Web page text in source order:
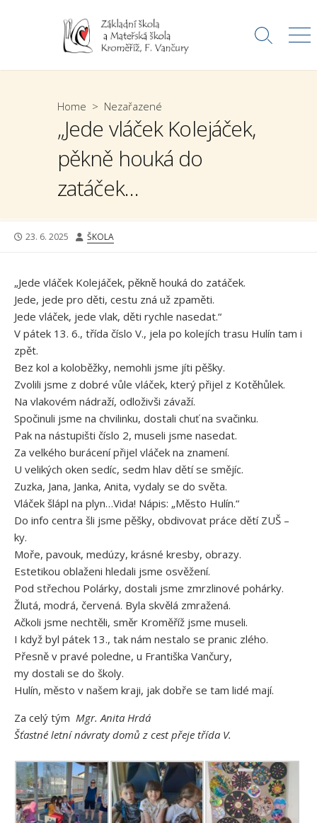
Search
Home > Nezařazené
„Jede vláček Kolejáček,
pěkně houká do
zatáček…
PUBLISHED
23. 6. 2025 AUTHOR
ŠKOLA
„Jede vláček Kolejáček, pěkně houká do zatáček.
Jede, jede pro děti, cestu zná už zpaměti.
Jede vláček, jede vlak, děti rychle nasedat.“
V pátek 13. 6., třída číslo V., jela po kolejích trasu Hulín tam i
zpět.
Bez kol a koloběžky, nemohli jsme jíti pěšky.
Zvolili jsme z dobré vůle vláček, který přijel z Kotěhůlek.
Na vlakovém nádraží, odloživši závaží.
Spočinuli jsme na chvilinku, dostali chuť na svačinku.
Pak na nástupišti číslo 2, museli jsme nasedat.
Za velkého burácení přijel vláček na znamení.
U velikých oken sedíc, sedm hlav dětí se smějíc.
Zuzka, Jana, Janka, Anita, vydaly se do světa.
Vláček šlápl na plyn…Vida! Nápis: „Město Hulín.“
Do info centra šli jsme pěšky, obdivovat práce dětí ZUŠ –
ky.
Moře, pavouk, medúzy, krásné kresby, obrazy.
Estetikou oblaženi hledali jsme osvěžení.
Pod střechou Polárky, dostali jsme zmrzlinové pohárky.
Žlutá, modrá, červená. Byla skvělá zmražená.
Ačkoli jsme nechtěli, směr Kroměříž jsme museli.
I když byl pátek 13., tak nám nestalo se pranic zlého.
Přesně v pravé poledne, u Františka Vančury,
my dostali se do školy.
Hulín, město v našem kraji, jak dobře se tam lidé mají.
Za celý tým Mgr. Anita Hrdá
Šťastné letní návraty domů z cest přeje třída V.